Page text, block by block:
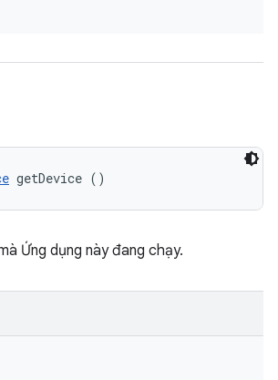
getDevice ()
Ứng dụng này đang chạy.